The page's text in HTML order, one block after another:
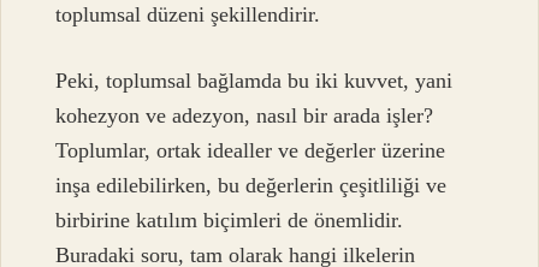
toplumsal düzeni şekillendirir.
Peki, toplumsal bağlamda bu iki kuvvet, yani
kohezyon ve adezyon, nasıl bir arada işler?
Toplumlar, ortak idealler ve değerler üzerine
inşa edilebilirken, bu değerlerin çeşitliliği ve
birbirine katılım biçimleri de önemlidir.
Buradaki soru, tam olarak hangi ilkelerin